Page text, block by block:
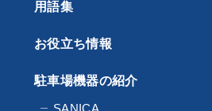
用語集
お役立ち情報
駐車場機器の紹介
SANICA